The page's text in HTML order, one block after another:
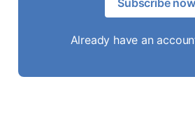
Already have an